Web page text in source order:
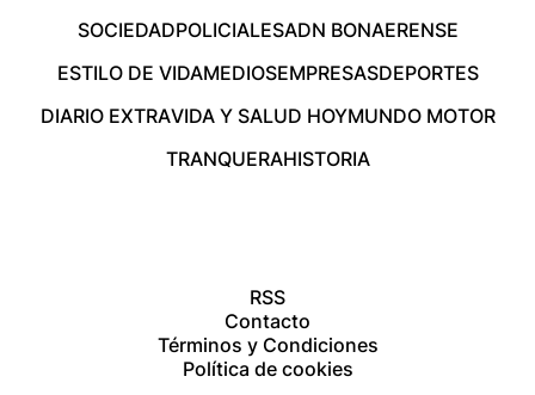
SOCIEDADPOLICIALESADN BONAERENSE
ESTILO DE VIDAMEDIOSEMPRESASDEPORTES
DIARIO EXTRAVIDA Y SALUD HOYMUNDO MOTOR
TRANQUERAHISTORIA
RSS
Contacto
Términos y Condiciones
Política de cookies